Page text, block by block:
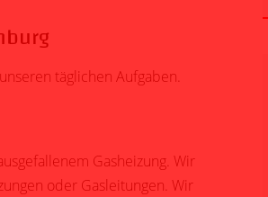
täglichen Aufgaben.
Gasheizung. Wir
oder Gasleitungen. Wir